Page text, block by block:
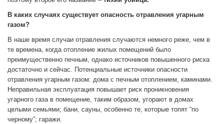
В каких случаях существует опасность отравления угарным
газом?
В наше время случаи отравления случаются немного реже, чем в
те времена, когда отопление жилых помещений было
преимущественно печным, однако источников повышенного риска
достаточно и сейчас. Потенциальные источники опасности
отравления угарным газом: дома с печным отоплением, каминами.
Неправильная эксплуатация повышает риск проникновения
угарного газа в помещение, таким образом, угорают в домах
целыми семьями; бани, сауны, особенно те, которые топят “по
черному”; гаражи.